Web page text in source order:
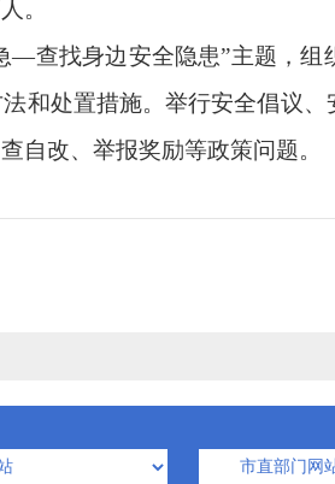
。
—查找身边安全隐患”主题，组
和处置措施。举行安全倡议、
自改、举报奖励等政策问题。